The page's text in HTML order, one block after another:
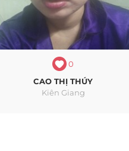
0
CAO THỊ THÚY
Kiên Giang